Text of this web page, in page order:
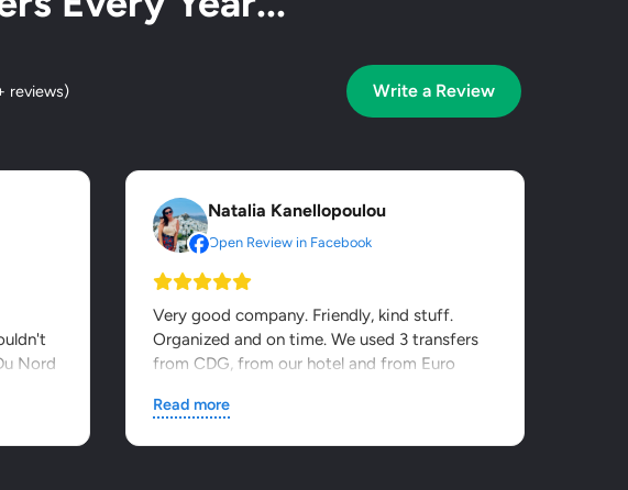
reviews) Write a Review
Nord
Natalia Kanellopoulou
Open Review in Facebook
Very good company. Friendly, kind stuff.
Organized and on time. We used 3 transfers
from CDG, from our hotel and from Euro
Read more